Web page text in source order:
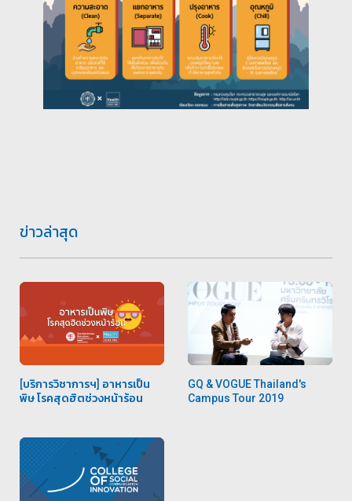
ข่าวล่าสุด
[บริการวิชาการฯ] อาหารเป็น
พิษ โรคสุดฮิตช่วงหน้าร้อน
GQ & VOGUE Thailand's
Campus Tour 2019